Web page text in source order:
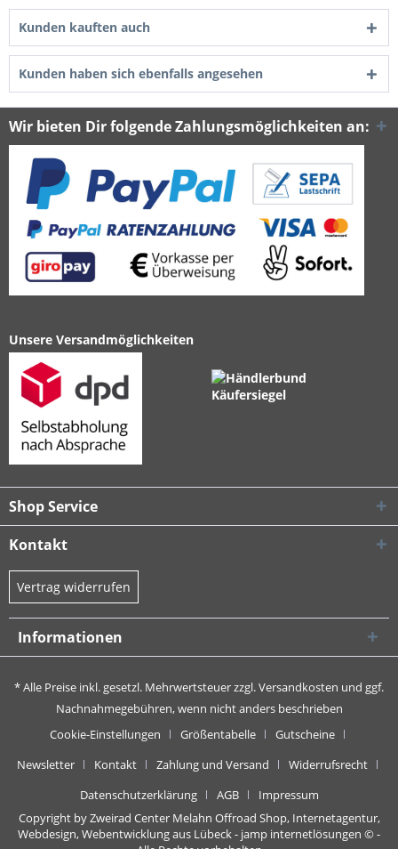
Kunden kauften auch
Kunden haben sich ebenfalls angesehen
Wir bieten Dir folgende Zahlungsmöglichkeiten an:
Unsere Versandmöglichkeiten
Shop Service
Kontakt
Vertrag widerrufen
Informationen
* Alle Preise inkl. gesetzl. Mehrwertsteuer zzgl.Versandkosten und ggf.
Nachnahmegebühren, wenn nicht anders beschrieben
Cookie-Einstellungen
Größentabelle
Gutscheine
Newsletter
Kontakt Zahlung und Versand
Widerrufsrecht
Datenschutzerklärung
AGB
Impressum
Copyright by Zweirad Center Melahn Offroad Shop, Internetagentur,
Webdesign, Webentwicklung aus Lübeck - jamp internetlösungen © -